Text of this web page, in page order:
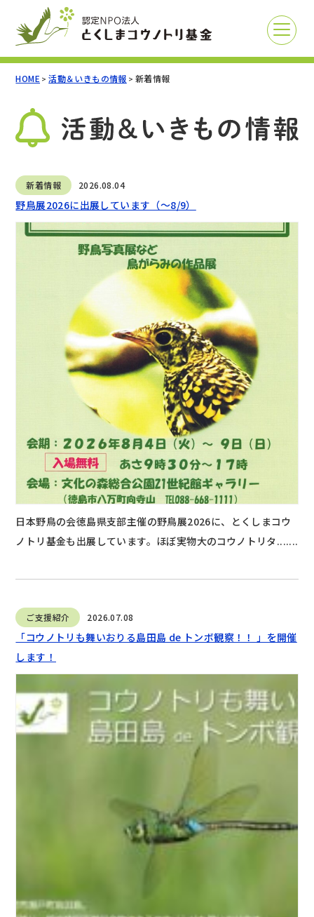
HOME >活動＆いきもの情報 >新着情報
新着情報 2026.08.04
野鳥展2026に出展しています（～8/9）
日本野鳥の会徳島県支部主催の野鳥展2026に、とくしまコウ
ノトリ基金も出展しています。ほぼ実物大のコウノトリタ.......
ご支援紹介 2026.07.08
「コウノトリも舞いおりる島田島 de トンボ観察！！ 」を開催
します！